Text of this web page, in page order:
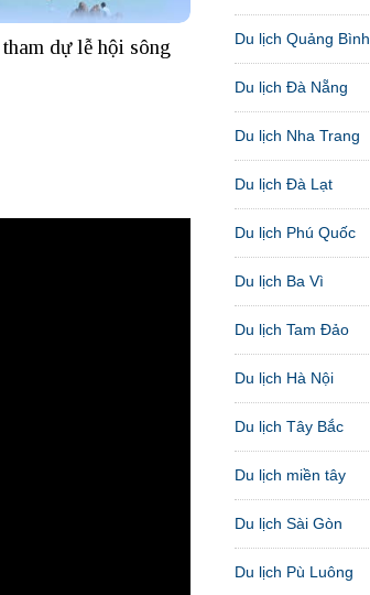
dự lễ hội sông
Du lịch Quảng Bình
Du lịch Đà Nẵng
Du lịch Nha Trang
Du lịch Đà Lạt
Du lịch Phú Quốc
Du lịch Ba Vì
Du lịch Tam Đảo
Du lịch Hà Nội
Du lịch Tây Bắc
Du lịch miền tây
Du lịch Sài Gòn
Du lịch Pù Luông